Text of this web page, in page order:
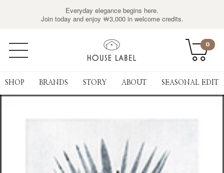
Everyday elegance begins here.
Join today and enjoy ￦3,000 in welcome credits.
0
SHOP BRANDS STORY ABOUT SEASONAL EDIT